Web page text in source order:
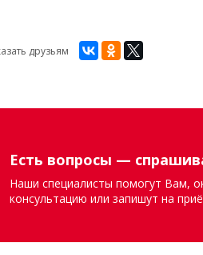
друзьям
Есть вопросы —
Наши специалисты помогут Вам,
консультацию или запишут на